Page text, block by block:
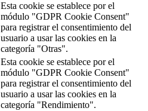
Esta cookie se establece por el
módulo "GDPR Cookie Consent"
para registrar el consentimiento del
usuario a usar las cookies en la
categoría "Otras".
Esta cookie se establece por el
módulo "GDPR Cookie Consent"
para registrar el consentimiento del
usuario a usar las cookies en la
categoría "Rendimiento".